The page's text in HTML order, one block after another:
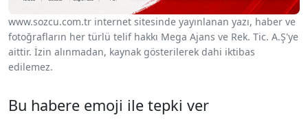
www.sozcu.com.tr internet sitesinde yayınlanan yazı, haber ve
fotoğrafların her türlü telif hakkı Mega Ajans ve Rek. Tic. A.Ş'ye
aittir. İzin alınmadan, kaynak gösterilerek dahi iktibas
edilemez.
Bu habere emoji ile tepki ver